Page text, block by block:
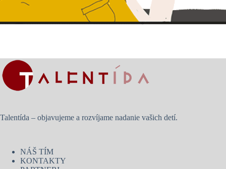
Talentída – objavujeme a rozvíjame nadanie vašich detí.
NÁŠ TÍM
KONTAKTY